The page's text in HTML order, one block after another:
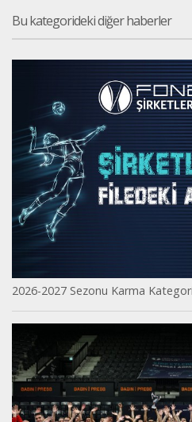
Bu kategorideki diğer haberler
2026-2027 Sezonu Karma